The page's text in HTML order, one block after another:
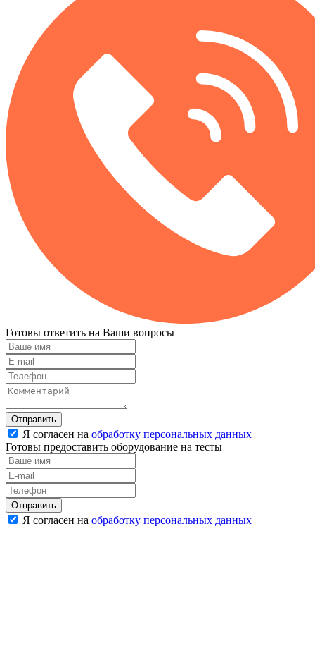
Готовы ответить на Ваши вопросы
Отправить
Я согласен на обработку персональных данных
Готовы предоставить оборудование на тесты
Отправить
Я согласен на обработку персональных данных